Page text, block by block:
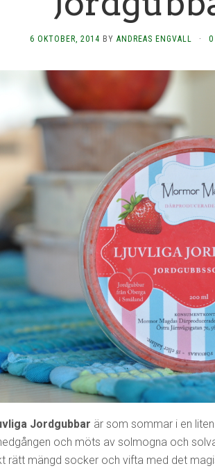
6 OKTOBER, 2014 BY ANDREAS ENGVALL · 0
Jordgubbar är som sommar i en
och möts av solmogna och
rätt mängd socker och vifta med det